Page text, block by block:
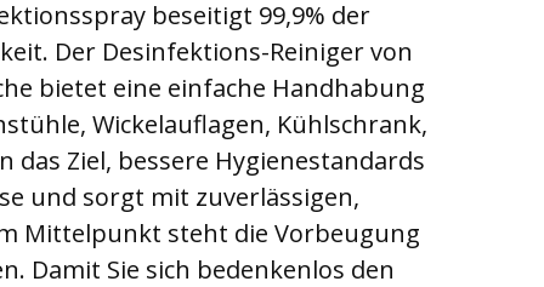
beseitigt 99,9% der
Der Desinfektions-Reiniger von
bietet eine einfache Handhabung
Wickelauflagen, Kühlschrank,
Ziel, bessere Hygienestandards
und sorgt mit zuverlässigen,
Mittelpunkt steht die Vorbeugung
Damit Sie sich bedenkenlos den